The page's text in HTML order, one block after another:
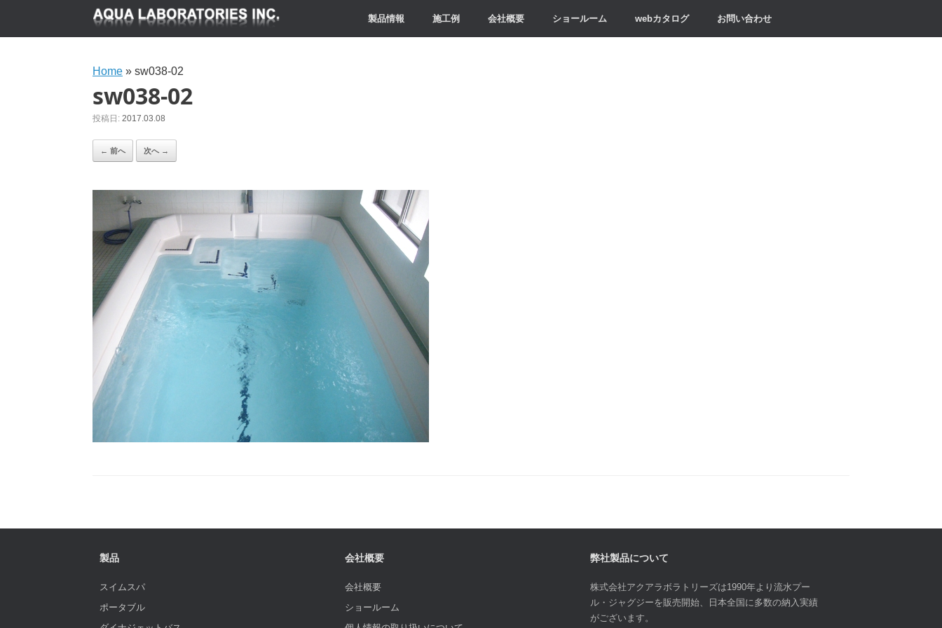
製品情報 施工例 会社概要 ショールーム webカタログ お問い合わせ
Home » sw038-02
sw038-02
投稿日: 2017.03.08
← 前へ 次へ →
製品
スイムスパ
ポータブル
会社概要
会社概要
ショールーム
弊社製品について
株式会社アクアラボラトリーズは1990年より流水プー
ル・ジャグジーを販売開始、日本全国に多数の納入実績
がございます。